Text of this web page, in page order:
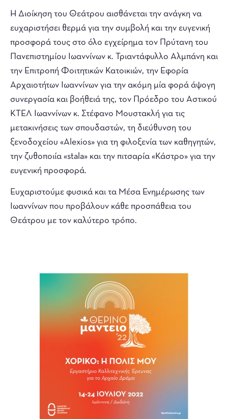
Η Διοίκηση του Θεάτρου αισθάνεται την ανάγκη να
ευχαριστήσει θερμά για την συμβολή και την ευγενική
προσφορά τους στο όλο εγχείρημα τον Πρύτανη του
Πανεπιστημίου Ιωαννίνων κ. Τριαντάφυλλο Αλμπάνη και
την Επιτροπή Φοιτητικών Κατοικιών, την Εφορία
Αρχαιοτήτων Ιωαννίνων για την ακόμη μία φορά άψογη
συνεργασία και βοήθειά της, τον Πρόεδρο του Αστικού
ΚΤΕΛ Ιωαννίνων κ. Στέφανο Μουστακλή για τις
μετακινήσεις των σπουδαστών, τη διεύθυνση του
ξενοδοχείου «Alexios» για τη φιλοξενία των καθηγητών,
την ζυθοποιία «stala» και την πιτσαρία «Κάστρο» για την
ευγενική προσφορά.
Ευχαριστούμε φυσικά και τα Μέσα Ενημέρωσης των
Ιωαννίνων που προβάλουν κάθε προσπάθεια του
Θεάτρου με τον καλύτερο τρόπο.